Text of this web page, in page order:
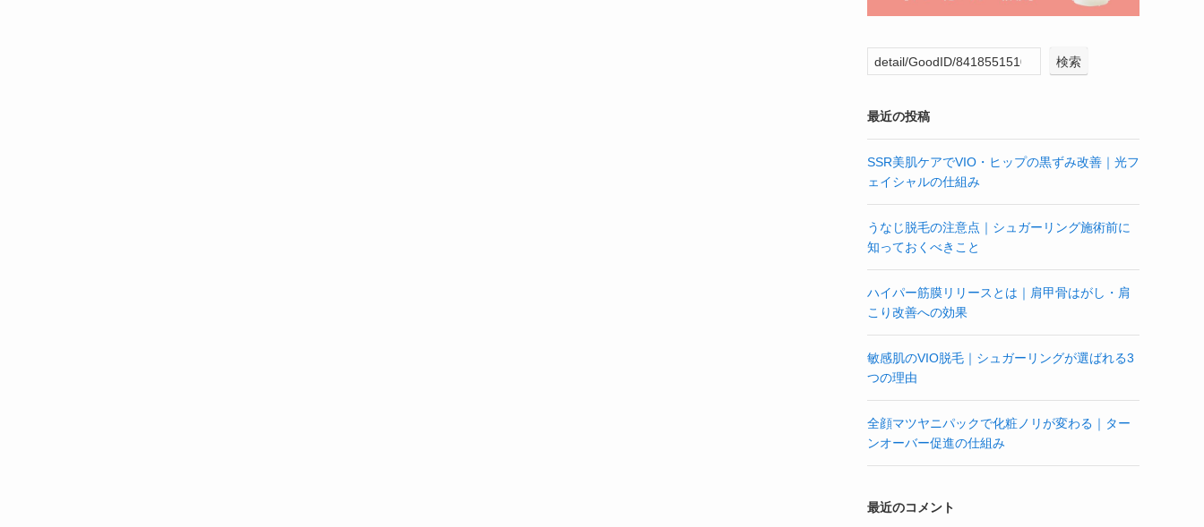
検索
最近の投稿
SSR美肌ケアでVIO・ヒップの黒ずみ改善｜光フ
ェイシャルの仕組み
うなじ脱毛の注意点｜シュガーリング施術前に
知っておくべきこと
ハイパー筋膜リリースとは｜肩甲骨はがし・肩
こり改善への効果
敏感肌のVIO脱毛｜シュガーリングが選ばれる3
つの理由
全顔マツヤニパックで化粧ノリが変わる｜ター
ンオーバー促進の仕組み
最近のコメント